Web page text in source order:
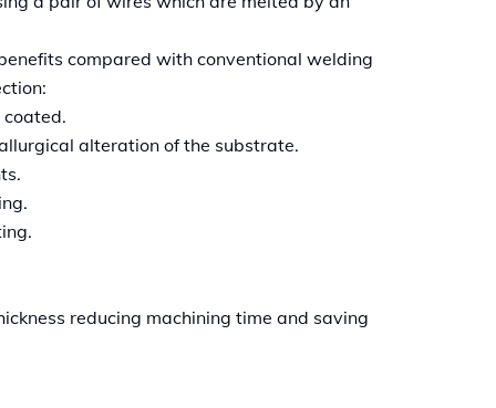
compared with conventional welding
alteration of the substrate.
reducing machining time and saving